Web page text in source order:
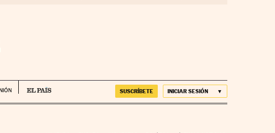
SUSCRÍBETE INICIAR SESIÓN